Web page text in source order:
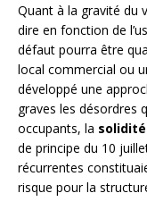
Quant à la gravité du
dire en fonction de
défaut pourra être
local commercial ou
développé une
graves les désordres
occupants, la solidité
de principe du 10
récurrentes
risque pour la